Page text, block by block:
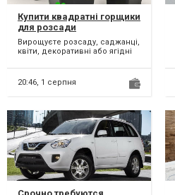
Купити квадратні горщики
для розсади
Вирощуєте розсаду, саджанці,
квіти, декоративні або ягідні
«Горшок.Шоп» пр...
20:46, 1 серпня